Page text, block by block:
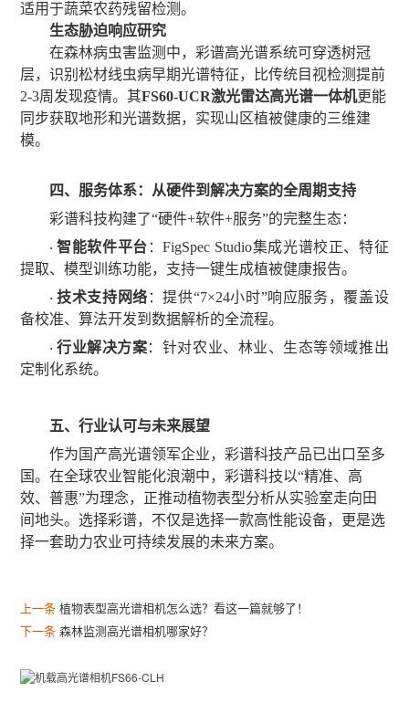
适用于蔬菜农药残留检测。
生态胁迫响应研究
在森林病虫害监测中，彩谱高光谱系统可穿透树冠
层，识别松材线虫病早期光谱特征，比传统目视检测提前
2-3周发现疫情。其FS60-UCR激光雷达高光谱一体机更能
同步获取地形和光谱数据，实现山区植被健康的三维建
模。
四、服务体系：从硬件到解决方案的全周期支持
彩谱科技构建了“硬件+软件+服务”的完整生态：
·智能软件平台 ：FigSpec Studio集成光谱校正、特征
提取、模型训练功能，支持一键生成植被健康报告。
·技术支持网络 ：提供“7×24小时”响应服务，覆盖设
备校准、算法开发到数据解析的全流程。
· 行业解决方案：针对农业、林业、生态等领域推出
定制化系统。
五、行业认可与未来展望
作为国产高光谱领军企业，彩谱科技产品已出口至多
国。在全球农业智能化浪潮中，彩谱科技以“精准、高
效、普惠”为理念，正推动植物表型分析从实验室走向田
间地头。选择彩谱，不仅是选择一款高性能设备，更是选
择一套助力农业可持续发展的未来方案。
上一条 植物表型高光谱相机怎么选？看这一篇就够了！
下一条 森林监测高光谱相机哪家好？